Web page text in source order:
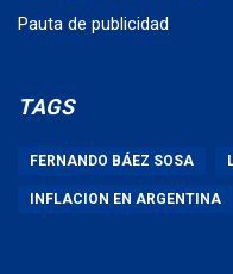
Pauta de publicidad
TAGS
FERNANDO BÁEZ SOSA
INFLACION EN ARGENTINA